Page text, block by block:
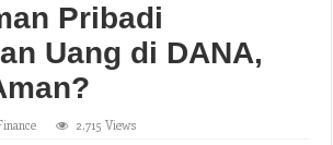
Pribadi
Uang di DANA,
2,715 Views